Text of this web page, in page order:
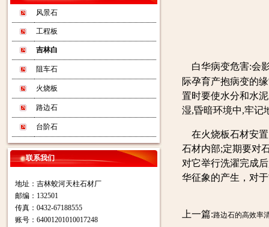
风景石
工程板
吉林白
阻车石
火烧板
路边石
台阶石
联系我们
地址：吉林蛟河天柱石材厂
邮编：132501
传真：0432-67188555
账号：64001201010017248
白华病变危害:会
际孕育产抱病变的
置时要使水分和水
湿,昏暗环境中,牢记
在火烧板石材安置
石材内部;定期要对
对它举行洗濯完成
华征象的产生，对
上一篇:路边石的高效率